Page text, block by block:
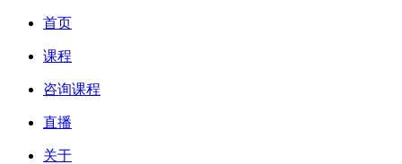
首页
课程
咨询课程
直播
关于